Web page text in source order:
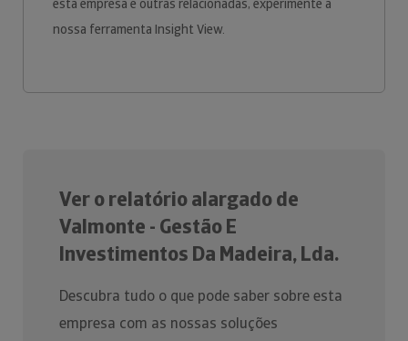
esta empresa e outras relacionadas, experimente a
nossa ferramenta Insight View.
Ver o relatório alargado de
Valmonte - Gestão E
Investimentos Da Madeira, Lda.
Descubra tudo o que pode saber sobre esta
empresa com as nossas soluções